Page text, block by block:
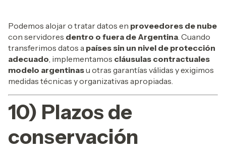
Podemos alojar o tratar datos en proveedores de nube
con servidores dentro o fuera de Argentina . Cuando
transferimos datos a países sin un nivel de protección
adecuado , implementamos cláusulas contractuales
modelo argentinasu otras garantías válidas y exigimos
medidas técnicas y organizativas apropiadas.
10) Plazos de
conservación